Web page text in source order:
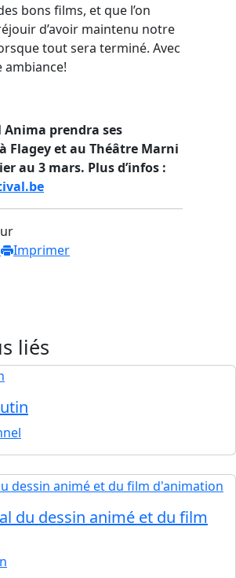
bons films, et que l’on
d’avoir maintenu notre
tout sera terminé. Avec
ambiance!
Anima prendra ses
Flagey et au Théâtre Marni
au 3 mars. Plus d’infos :
Imprimer
liés
du dessin animé et du film